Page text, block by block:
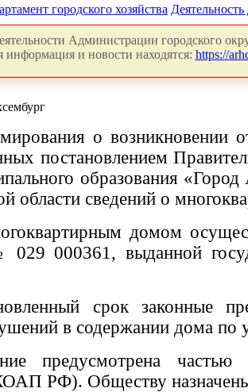
городского хозяйства
Администрации городского
информация и новости находятся: https://
о возникновении
постановлением
образования «Город
области сведений о
домом
№ 029 000361,выданной
срок законные
в содержании дома по
предусмотрена
РФ). Обществу